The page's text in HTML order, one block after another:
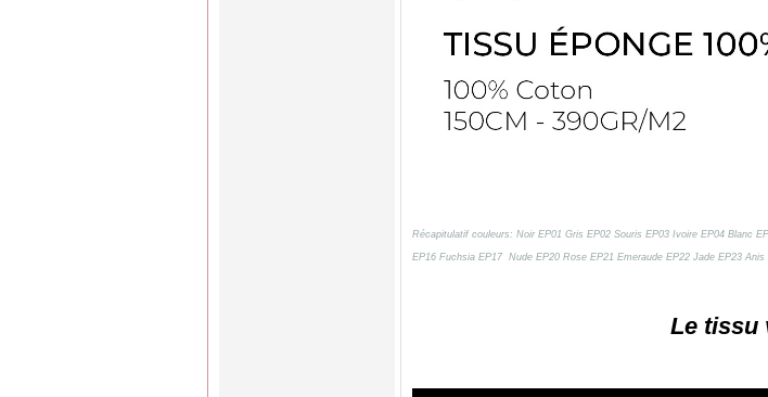
Récapitulatif couleurs: Noir EP01 Gris EP02 Souris EP03 Ivoire EP04 Blanc
EP16 Fuchsia EP17 Nude EP20 Rose EP21 Emeraude EP22 Jade EP23
Le tissu